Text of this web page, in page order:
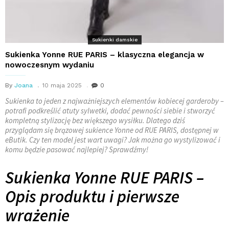
Sukienki damskie
Sukienka Yonne RUE PARIS – klasyczna elegancja w
nowoczesnym wydaniu
By Joana 10 maja 2025 0
Sukienka to jeden z najważniejszych elementów kobiecej garderoby –
potrafi podkreślić atuty sylwetki, dodać pewności siebie i stworzyć
kompletną stylizację bez większego wysiłku. Dlatego dziś
przyglądam się brązowej sukience Yonne od RUE PARIS, dostępnej w
eButik. Czy ten model jest wart uwagi? Jak można go wystylizować i
komu będzie pasować najlepiej? Sprawdźmy!
Sukienka Yonne RUE PARIS –
Opis produktu i pierwsze
wrażenie